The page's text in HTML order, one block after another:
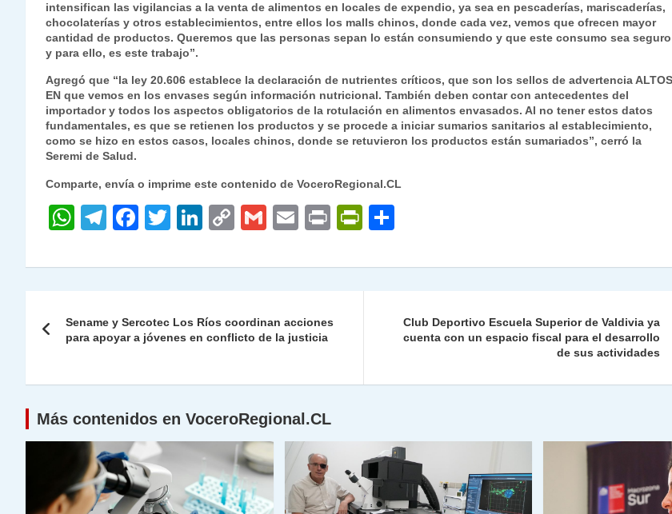
intensifican las vigilancias a la venta de alimentos en locales de expendio, ya sea en pescaderías, mariscaderías,
chocolaterías y otros establecimientos, entre ellos los malls chinos, donde cada vez, vemos que ofrecen mayor
cantidad de productos. Queremos que las personas sepan lo están consumiendo y que este consumo sea seguro
y para ello, es este trabajo”.
Agregó que “la ley 20.606 establece la declaración de nutrientes críticos, que son los sellos de advertencia ALTOS
EN que vemos en los envases según información nutricional. También deben contar con antecedentes del
importador y todos los aspectos obligatorios de la rotulación en alimentos envasados. Al no tener estos datos
fundamentales, es que se retienen los productos y se procede a iniciar sumarios sanitarios al establecimiento,
como se hizo en estos casos, locales chinos, donde se retuvieron los productos están sumariados”, cerró la
Seremi de Salud.
Comparte, envía o imprime este contenido de VoceroRegional.CL
W
at
A
p
T
e
a
m
F
c
b
o
T
itt
Li
k
dI
n
C
p
Li
n
G
ai
E
ai
P
nt
P
nt m
ar
tir
de
Sename y Sercotec Los Ríos coordinan acciones
para apoyar a jóvenes en conflicto de la justicia
Club Deportivo Escuela Superior de Valdivia ya
cuenta con un espacio fiscal para el desarrollo
de sus actividades
Más contenidos en VoceroRegional.CL